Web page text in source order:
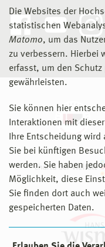
Die Websites der
statistischen
Matomo, um das
zu verbessern. Hierbei
erfasst, um den Schutz
gewährleisten.
Sie können hier
Interaktionen mit
Ihre Entscheidung
Sie bei künftigen
werden. Sie haben
Möglichkeit, diese
Sie finden dort auch
gespeicherten Daten.